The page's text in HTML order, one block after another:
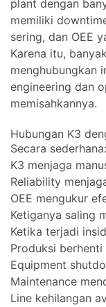
plant dengan
memiliki
sering, dan OEE
Karena itu,
menghubungkan
engineering dan
memisahkannya.
Hubungan K3
Secara sederhana:
K3 menjaga
Reliability
OEE mengukur
Ketiganya saling
Ketika terjadi
Produksi berhenti
Equipment
Maintenance
Line kehilangan